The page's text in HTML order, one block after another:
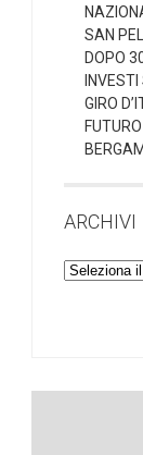
SAN
DOPO
GIRO
ARCHIVI
Archivi